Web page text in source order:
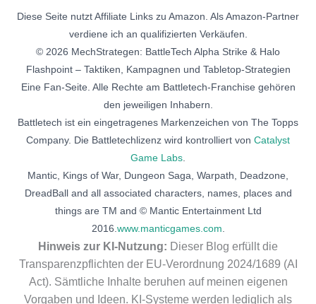
Diese Seite nutzt Affiliate Links zu Amazon. Als Amazon-Partner
verdiene ich an qualifizierten Verkäufen.
© 2026 MechStrategen: BattleTech Alpha Strike & Halo
Flashpoint – Taktiken, Kampagnen und Tabletop-Strategien
Eine Fan-Seite. Alle Rechte am Battletech-Franchise gehören
den jeweiligen Inhabern.
Battletech ist ein eingetragenes Markenzeichen von The Topps
Company. Die Battletechlizenz wird kontrolliert von Catalyst
Game Labs
Mantic, Kings of War, Dungeon Saga, Warpath, Deadzone,
DreadBall and all associated characters, names, places and
things are TM and © Mantic Entertainment Ltd
2016. www.manticgames.com
Hinweis zur KI-Nutzung: Dieser Blog erfüllt die
Transparenzpflichten der EU-Verordnung 2024/1689 (AI
Act). Sämtliche Inhalte beruhen auf meinen eigenen
Vorgaben und Ideen. KI-Systeme werden lediglich als